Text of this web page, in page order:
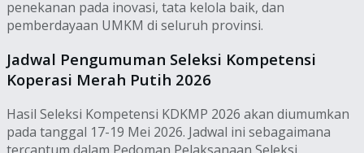
penekanan pada inovasi, tata kelola baik, dan
pemberdayaan UMKM di seluruh provinsi.
Jadwal Pengumuman Seleksi Kompetensi
Koperasi Merah Putih 2026
Hasil Seleksi Kompetensi KDKMP 2026 akan diumumkan
pada tanggal 17-19 Mei 2026. Jadwal ini sebagaimana